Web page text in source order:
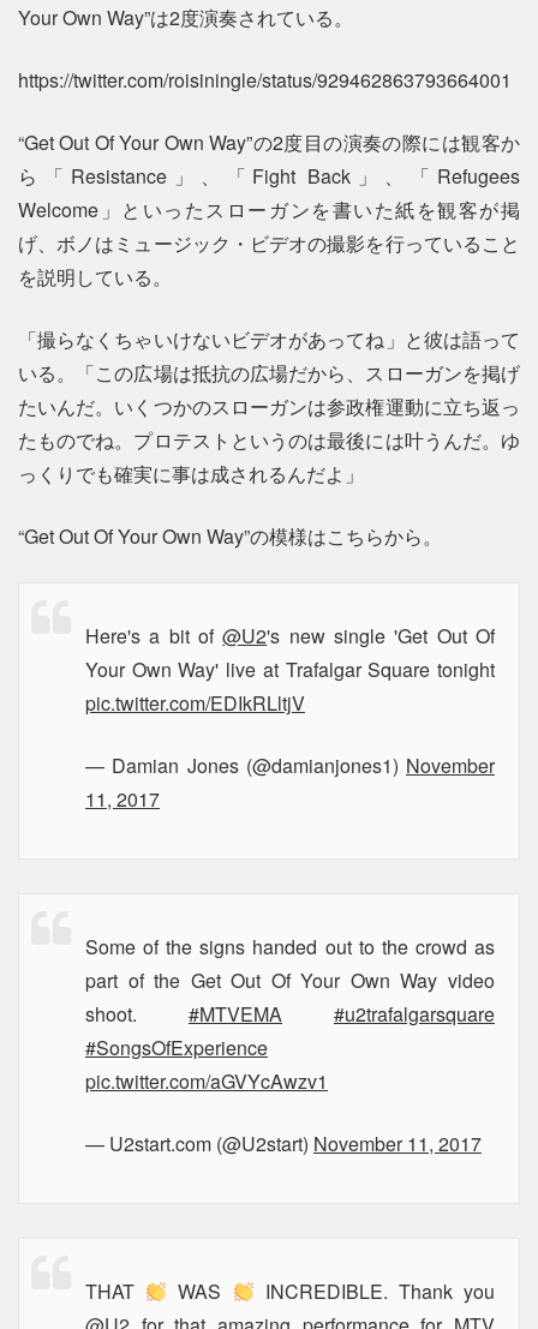
Your Own Way”は2度演奏されている。
https://twitter.com/roisiningle/status/929462863793664001
“Get Out Of Your Own Way”の2度目の演奏の際には観客か
ら「Resistance」、「Fight Back」、「Refugees
Welcome」といったスローガンを書いた紙を観客が掲
げ、ボノはミュージック・ビデオの撮影を行っていること
を説明している。
「撮らなくちゃいけないビデオがあってね」と彼は語って
いる。「この広場は抵抗の広場だから、スローガンを掲げ
たいんだ。いくつかのスローガンは参政権運動に立ち返っ
たものでね。プロテストというのは最後には叶うんだ。ゆ
っくりでも確実に事は成されるんだよ」
“Get Out Of Your Own Way”の模様はこちらから。
Here's a bit of@U2's new single 'Get Out Of
Your Own Way' live at Trafalgar Square tonight
pic.twitter.com/EDIkRLltjV
— Damian Jones (@damianjones1) November
11, 2017
Some of the signs handed out to the crowd as
part of the Get Out Of Your Own Way video
shoot. #MTVEMA
#u2trafalgarsquare
#SongsOfExperience
pic.twitter.com/aGVYcAwzv1
— U2start.com (@U2start) November 11, 2017
THAT WAS
INCREDIBLE. Thank you